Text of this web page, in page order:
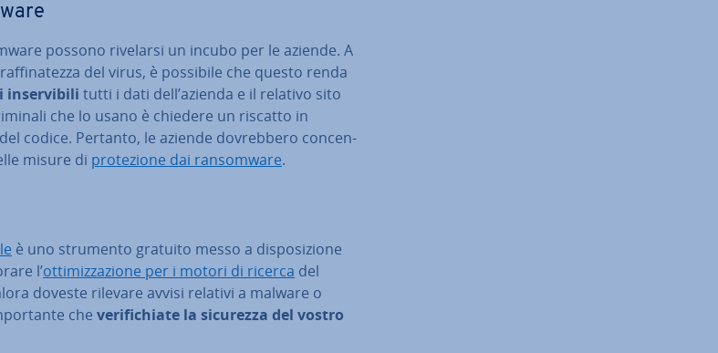
possono rivelarsi un incubo per le aziende. A
del virus, è possibile che questo renda
in­ser­vi­bi­li tutti i dati dell’azienda e il relativo sito
che lo usano è chiedere un riscatto in
codice. Pertanto, le aziende do­vreb­be­ro con­cen­
misure di pro­te­zio­ne dai ran­som­ware.
è uno strumento gratuito messo a di­spo­si­zio­ne
l’ot­ti­miz­za­zio­ne per i motori di ricerca del
doveste rilevare avvisi relativi a malware o
che ve­ri­fi­chia­te la sicurezza del vostro